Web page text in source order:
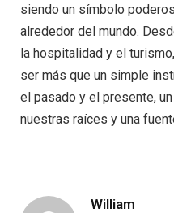
siendo un símbolo
alrededor del mundo.
la hospitalidad y el
ser más que un simple
el pasado y el presente,
nuestras raíces y una
William